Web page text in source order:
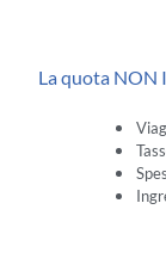
La quota NON